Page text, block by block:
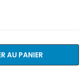
AU PANIER